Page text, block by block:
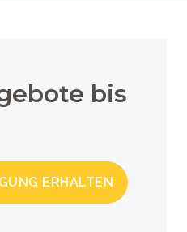
bis
ERHALTEN